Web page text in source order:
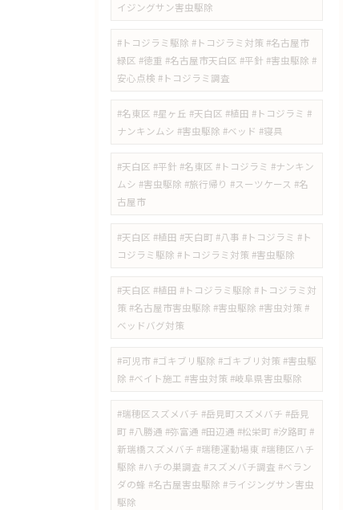
イジングサン害虫駆除
#トコジラミ駆除 #トコジラミ対策 #名古屋市
緑区 #徳重 #名古屋市天白区 #平針 #害虫駆除 #
安心点検 #トコジラミ調査
#名東区 #星ヶ丘 #天白区 #植田 #トコジラミ #
ナンキンムシ #害虫駆除 #ベッド #寝具
#天白区 #平針 #名東区 #トコジラミ #ナンキン
ムシ #害虫駆除 #旅行帰り #スーツケース #名
古屋市
#天白区 #植田 #天白町 #八事 #トコジラミ #ト
コジラミ駆除 #トコジラミ対策 #害虫駆除
#天白区 #植田 #トコジラミ駆除 #トコジラミ対
策 #名古屋市害虫駆除 #害虫駆除 #害虫対策 #
ベッドバグ対策
#可児市 #ゴキブリ駆除 #ゴキブリ対策 #害虫駆
除 #ベイト施工 #害虫対策 #岐阜県害虫駆除
#瑞穂区スズメバチ #岳見町スズメバチ #岳見
町 #八勝通 #弥富通 #田辺通 #松栄町 #汐路町 #
新瑞橋スズメバチ #瑞穂運動場東 #瑞穂区ハチ
駆除 #ハチの巣調査 #スズメバチ調査 #ベラン
ダの蜂 #名古屋害虫駆除 #ライジングサン害虫
駆除